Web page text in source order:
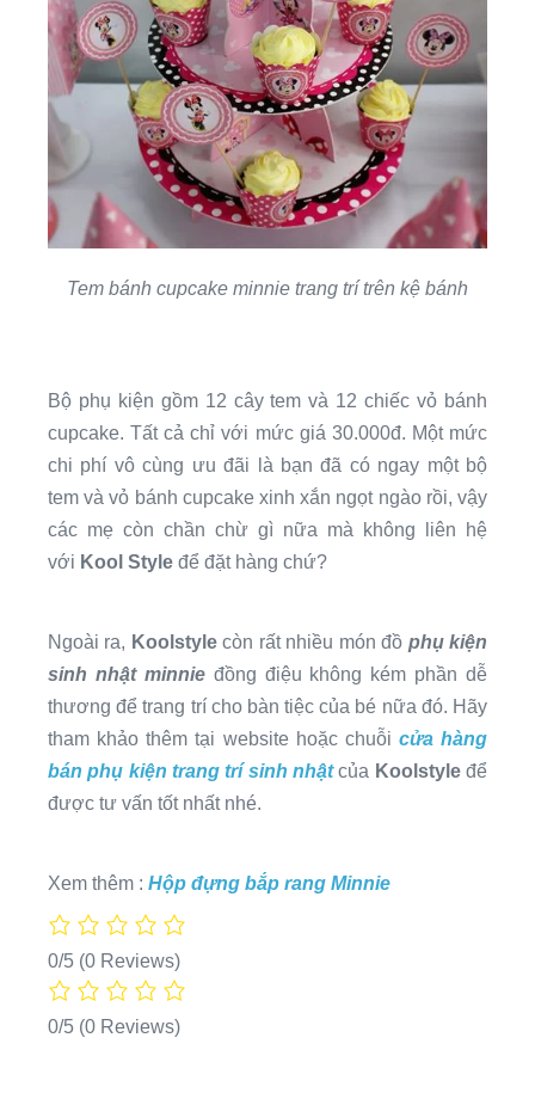
Tem bánh cupcake minnie trang trí trên kệ bánh
Bộ phụ kiện gồm 12 cây tem và 12 chiếc vỏ bánh
cupcake. Tất cả chỉ với mức giá 30.000đ. Một mức
chi phí vô cùng ưu đãi là bạn đã có ngay một bộ
tem và vỏ bánh cupcake xinh xắn ngọt ngào rồi, vậy
các mẹ còn chần chừ gì nữa mà không liên hệ
với Kool Style để đặt hàng chứ?
Ngoài ra, Koolstylecòn rất nhiều món đồ phụ kiện
sinh nhật minnieđồng điệu không kém phần dễ
thương để trang trí cho bàn tiệc của bé nữa đó. Hãy
tham khảo thêm tại website hoặc chuỗi cửa hàng
bán phụ kiện trang trí sinh nhậtcủa Koolstyleđể
được tư vấn tốt nhất nhé.
Xem thêm : Hộp đựng bắp rang Minnie
0/5 (0 Reviews)
0/5 (0 Reviews)